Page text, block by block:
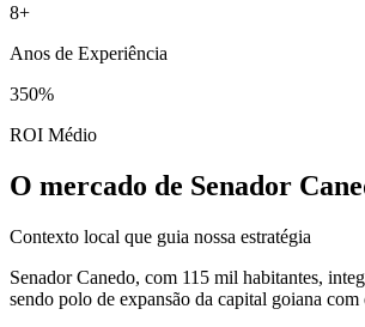
8+
Anos de Experiência
350%
ROI Médio
O mercado de Senador
Contexto local que guia nossa estratégia
Senador Canedo, com 115 mil habitantes,
sendo polo de expansão da capital goiana